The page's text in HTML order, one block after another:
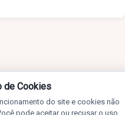
de Cookies
do site e cookies não
pode aceitar ou recusar o uso